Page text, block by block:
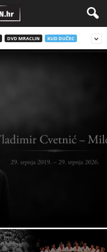
DVD MRACLIN KUD DUČEC